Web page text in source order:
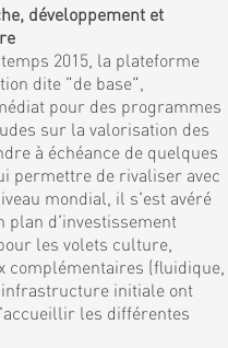
développement et
2015, la plateforme
dite "de base",
pour des programmes
sur la valorisation des
à échéance de quelques
permettre de rivaliser avec
mondial, il s'est avéré
plan d'investissement
les volets culture,
complémentaires (fluidique,
initiale ont
les différentes